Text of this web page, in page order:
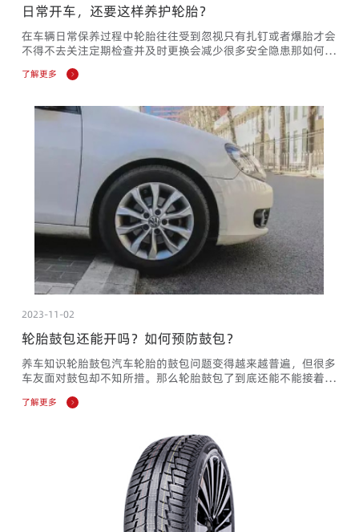
日常开车，还要这样养护轮胎？
在车辆日常保养过程中轮胎往往受到忽视只有扎钉或者爆胎才会
不得不去关注定期检查并及时更换会减少很多安全隐患那如何进
行检查和养护呢？1、胎压检查现今车辆都已带有胎压监控配
置，车主要时常关注，可将前后轮的胎压调整至合适范围，若夏
导致的安全隐患。2、完整度检查如果发现轮胎胎压总是亏气的
话，那就一定要检查一下是不是发生了扎胎情况或者哪里出现了
了解更多
2023-11-02
轮胎鼓包还能开吗？如何预防鼓包？
养车知识轮胎鼓包汽车轮胎的鼓包问题变得越来越普遍，但很多
车友面对鼓包却不知所措。那么轮胎鼓包了到底还能不能接着
用？日常生活中，如何预防轮胎鼓包？1鼓包后千万不能再用轮
胎鼓包根据直接原因也分为很多类别，但是不管是哪种轮胎，其
的，即使勉强修复也无法达到轮胎的正常性能。就拿较常出现的
胎侧鼓包来说，出现鼓包的直接原因，是轮胎里面的帘布层断裂
了解更多